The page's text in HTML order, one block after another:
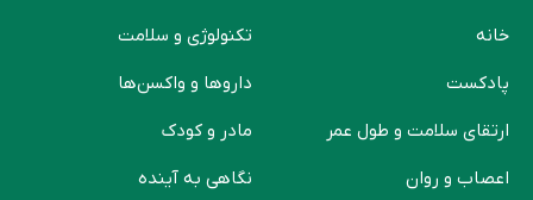
خانه
پادکست
ارتقای سلامت و طول عمر
اعصاب و روان
تکنولوژی و سلامت
دارو‌ها و واکسن‌ها
مادر و کودک
نگاهی به آینده